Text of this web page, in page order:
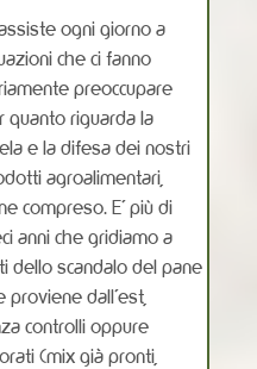
ogni giorno a
che ci fanno
preoccupare
quanto riguarda la
e la difesa dei nostri
agroalimentari,
compreso. E’ più di
anni che gridiamo a
dello scandalo del pane
proviene dall’est,
controlli oppure
(mix già pronti,